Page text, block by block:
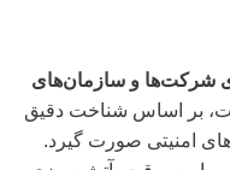
شرکت‌ها و سازمان‌های
بر اساس شناخت دقیق
امنیتی صورت گیرد.